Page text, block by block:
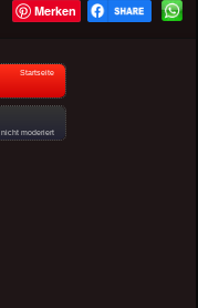
Merken
Startseite
nicht moderiert